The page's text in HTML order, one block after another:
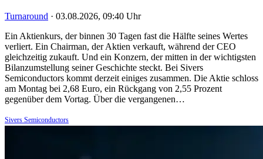
Turnaround · 03.08.2026, 09:40 Uhr
Ein Aktienkurs, der binnen 30 Tagen fast die Hälfte seines Wertes
verliert. Ein Chairman, der Aktien verkauft, während der CEO
gleichzeitig zukauft. Und ein Konzern, der mitten in der wichtigsten
Bilanzumstellung seiner Geschichte steckt. Bei Sivers
Semiconductors kommt derzeit einiges zusammen. Die Aktie schloss
am Montag bei 2,68 Euro, ein Rückgang von 2,55 Prozent
gegenüber dem Vortag. Über die vergangenen…
Sivers Semiconductors